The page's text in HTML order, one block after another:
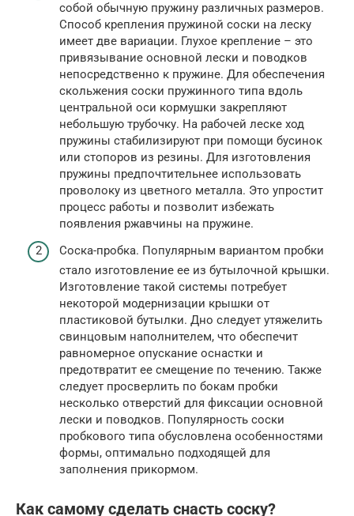
собой обычную пружину различных размеров.
Способ крепления пружиной соски на леску
имеет две вариации. Глухое крепление – это
привязывание основной лески и поводков
непосредственно к пружине. Для обеспечения
скольжения соски пружинного типа вдоль
центральной оси кормушки закрепляют
небольшую трубочку. На рабочей леске ход
пружины стабилизируют при помощи бусинок
или стопоров из резины. Для изготовления
пружины предпочтительнее использовать
проволоку из цветного металла. Это упростит
процесс работы и позволит избежать
появления ржавчины на пружине.
Соска-пробка. Популярным вариантом пробки
стало изготовление ее из бутылочной крышки.
Изготовление такой системы потребует
некоторой модернизации крышки от
пластиковой бутылки. Дно следует утяжелить
свинцовым наполнителем, что обеспечит
равномерное опускание оснастки и
предотвратит ее смещение по течению. Также
следует просверлить по бокам пробки
несколько отверстий для фиксации основной
лески и поводков. Популярность соски
пробкового типа обусловлена особенностями
формы, оптимально подходящей для
заполнения прикормом.
Как самому сделать снасть соску?